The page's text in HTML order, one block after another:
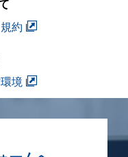
約
境